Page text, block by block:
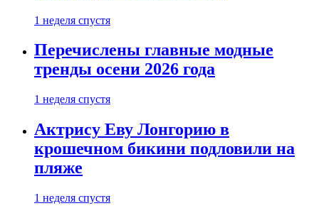
1 неделя спустя
Перечислены главные модные
тренды осени 2026 года
1 неделя спустя
Актрису Еву Лонгорию в
крошечном бикини подловили на
пляже
1 неделя спустя